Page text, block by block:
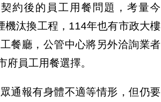
約後的員工用餐問題，考量今
機汰換工程，114年也有市政大樓
餐廳，公管中心將另外洽詢業者
員工用餐選擇。
通報有身體不適等情形，但仍要